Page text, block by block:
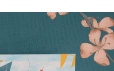
nieuwe verhalen opgenomen.
kinderen van ongeveer 4 tot 8
in de bovenbouw van de
manier waarop de verhalen worden
in en helpen kinderen om de Bijbel